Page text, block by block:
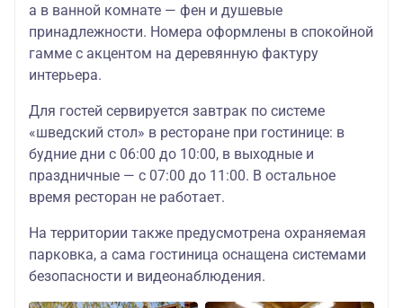
а в ванной комнате — фен и душевые
принадлежности. Номера оформлены в спокойной
гамме с акцентом на деревянную фактуру
интерьера.
Для гостей сервируется завтрак по системе
«шведский стол» в ресторане при гостинице: в
будние дни с 06:00 до 10:00, в выходные и
праздничные — с 07:00 до 11:00. В остальное
время ресторан не работает.
На территории также предусмотрена охраняемая
парковка, а сама гостиница оснащена системами
безопасности и видеонаблюдения.